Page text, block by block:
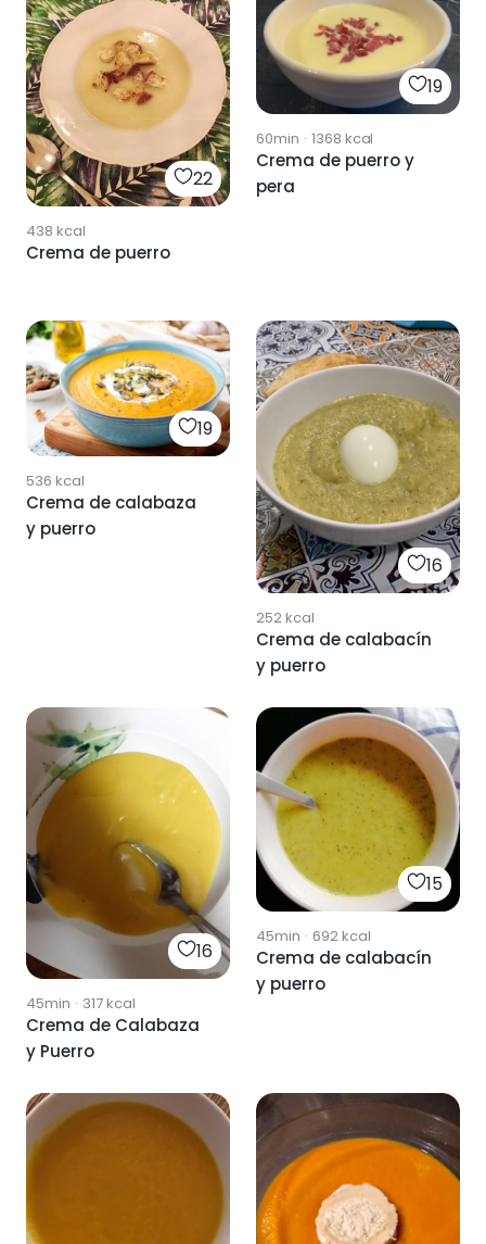
22
438 kcal
Crema de puerro
19
60min · 1368 kcal
Crema de puerro y
pera
19
536 kcal
Crema de calabaza
y puerro
16
252kcal
Crema de calabacín
y puerro
16
45min · 317kcal
Crema de Calabaza
y Puerro
15
45min · 692kcal
Crema de calabacín
y puerro